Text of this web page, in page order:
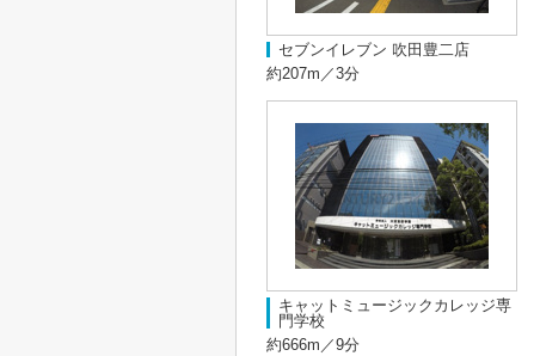
セブンイレブン 吹田豊二店
約207m／3分
キャットミュージックカレッジ専
門学校
約666m／9分